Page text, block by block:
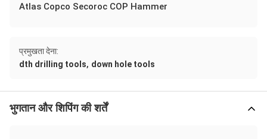
Atlas Copco Secoroc COP Hammer
प्रमुखता देना:
dth drilling tools, down hole tools
भुगतान और शिपिंग की शर्तें